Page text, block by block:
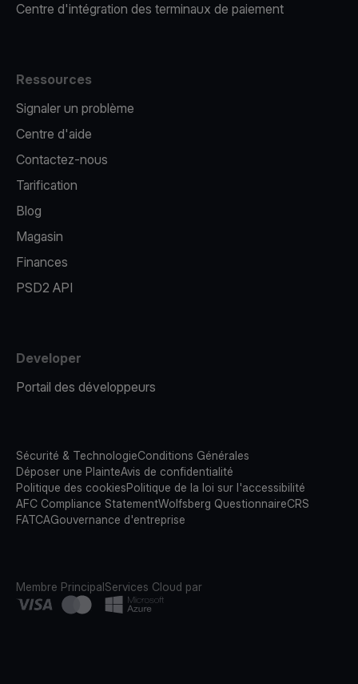
Centre d'intégration des terminaux de paiement
Ressources
Signaler un problème
Centre d'aide
Contactez-nous
Tarification
Blog
Magasin
Finances
PSD2 API
Developer
Portail des développeurs
Sécurité & TechnologieConditions Générales
Déposer une PlainteAvis de confidentialité
Politique des cookiesPolitique de la loi sur l'accessibilité
AFC Compliance StatementWolfsberg QuestionnaireCRS
FATCAGouvernance d'entreprise
Membre PrincipalServices Cloud par